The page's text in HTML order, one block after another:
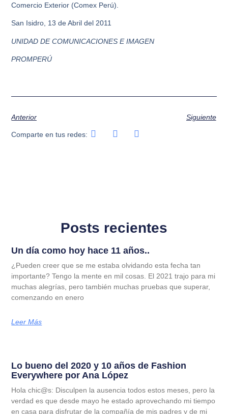
Comercio Exterior (Comex Perú).
San Isidro, 13 de Abril del 2011
UNIDAD DE COMUNICACIONES E IMAGEN
PROMPERÚ
Anterior Siguiente
Comparte en tus redes:
Posts recientes
Un día como hoy hace 11 años..
¿Pueden creer que se me estaba olvidando esta fecha tan
importante? Tengo la mente en mil cosas. El 2021 trajo para mi
muchas alegrías, pero también muchas pruebas que superar,
comenzando en enero
Leer Más
Lo bueno del 2020 y 10 años de Fashion
Everywhere por Ana López
Hola chic@s: Disculpen la ausencia todos estos meses, pero la
verdad es que desde mayo he estado aprovechando mi tiempo
en casa para disfrutar de la compañía de mis padres y de mi